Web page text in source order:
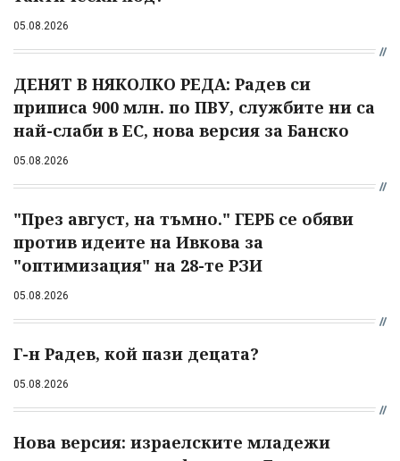
05.08.2026
ДЕНЯТ В НЯКОЛКО РЕДА: Радев си
приписа 900 млн. по ПВУ, службите ни са
най-слаби в ЕС, нова версия за Банско
05.08.2026
"През август, на тъмно." ГЕРБ се обяви
против идеите на Ивкова за
"оптимизация" на 28-те РЗИ
05.08.2026
Г-н Радев, кой пази децата?
05.08.2026
Нова версия: израелските младежи